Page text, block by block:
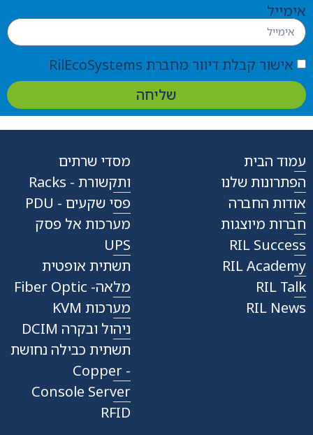
אימייל
אישור קבלת דיוור מחברת RilEcoSystems
שליחה
עמוד הבית
הפתרונות שלנו
אודות החברה
חברות מיוצגות
RIL Success
RIL Academy
RIL Talk
RIL News
מסדי שרתים
ותקשורת - Racks
פסי שקעים - PDU
מערכות אל פסק
UPS
תשתית אופטית
מלאה- Fiber Optic
מערכות KVM
ניהול ובקרה DCIM
תשתית כבילה נחושת
- Copper
Console Server
RFID